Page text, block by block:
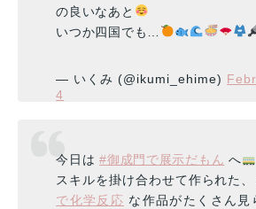
の良いなあと
いつか四国でも…
— いくみ (@ikumi_ehime)
4
今日は#御成門で展示だもん へ
スキルを掛け合わせて作られた
で化学反応 な作品がたくさん見